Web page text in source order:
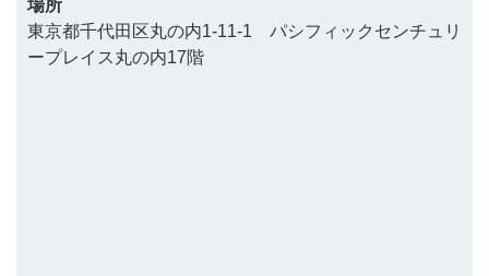
場所
東京都千代田区丸の内1-11-1 パシフィックセンチュリ
ープレイス丸の内17階